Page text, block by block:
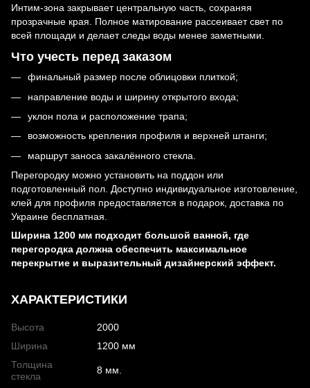
Интим-зона закрывает центральную часть, сохраняя
прозрачные края. Полное матирование рассеивает свет по
всей площади и делает следы воды менее заметными.
Что учесть перед заказом
финальный размер после облицовки плиткой;
направление воды и ширину открытого входа;
уклон пола и расположение трапа;
возможность крепления профиля и верхней штанги;
маршрут заноса закалённого стекла.
Перегородку можно установить на поддон или
подготовленный пол. Доступно индивидуальное изготовление,
клей для профиля предоставляется в подарок, доставка по
Украине бесплатная.
Ширина 1200 мм подходит большой ванной, где
перегородка должна обеспечить максимальное
перекрытие и выразительный дизайнерский эффект.
ХАРАКТЕРИСТИКИ
Высота
2000
Ширина
1200 мм
Толщина
стекла
8 мм.